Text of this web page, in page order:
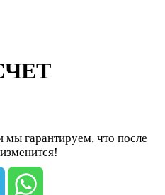
гарантируем, что после